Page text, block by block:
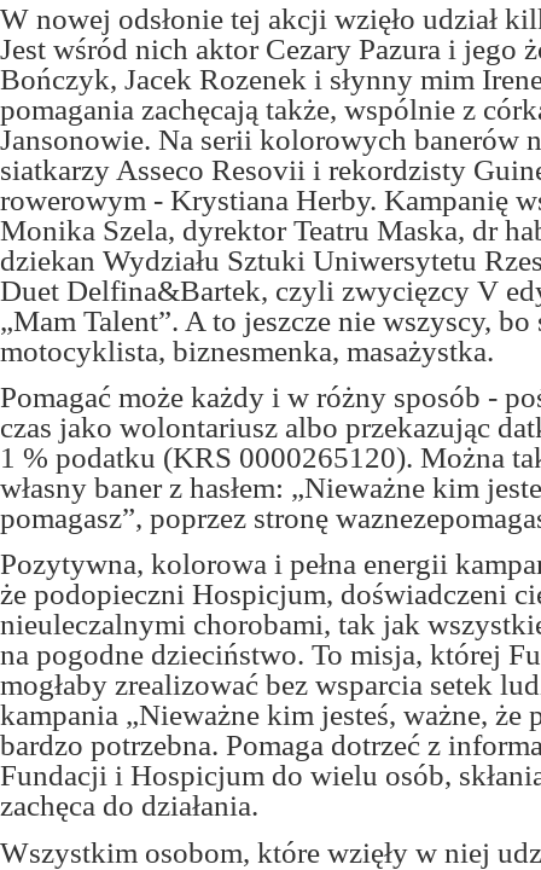
W nowej odsłonie tej akcji wzięło udział
Jest wśród nich aktor Cezary Pazura i jego
Bończyk, Jacek Rozenek i słynny mim
pomagania zachęcają także, wspólnie z
Jansonowie. Na serii kolorowych banerów
siatkarzy Asseco Resovii i rekordzisty
rowerowym - Krystiana Herby. Kampanię
Monika Szela, dyrektor Teatru Maska, dr
dziekan Wydziału Sztuki Uniwersytetu
Duet Delfina&Bartek, czyli zwycięzcy V
„Mam Talent”. A to jeszcze nie wszyscy,
motocyklista, biznesmenka, masażystka.
Pomagać może każdy i w różny sposób -
czas jako wolontariusz albo przekazując
1 % podatku (KRS 0000265120). Można
własny baner z hasłem: „Nieważne kim
pomagasz”, poprzez stronę
Pozytywna, kolorowa i pełna energii
że podopieczni Hospicjum, doświadczeni
nieuleczalnymi chorobami, tak jak
na pogodne dzieciństwo. To misja, której
mogłaby zrealizować bez wsparcia setek
kampania „Nieważne kim jesteś, ważne, że
bardzo potrzebna. Pomaga dotrzeć z
Fundacji i Hospicjum do wielu osób,
zachęca do działania.
Wszystkim osobom, które wzięły w niej